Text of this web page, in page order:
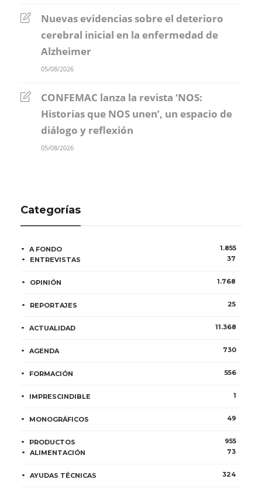
Nuevas evidencias sobre el deterioro
cerebral inicial en la enfermedad de
Alzheimer
05/08/2026
CONFEMAC lanza la revista ‘NOS:
Historias que NOS unen’, un espacio de
diálogo y reflexión
05/08/2026
Categorías
A FONDO
1.855
ENTREVISTAS
37
OPINIÓN 1.768
REPORTAJES 25
ACTUALIDAD 11.368
AGENDA 730
FORMACIÓN 556
IMPRESCINDIBLE 1
MONOGRÁFICOS 49
PRODUCTOS
955
ALIMENTACIÓN
73
AYUDAS TÉCNICAS 324